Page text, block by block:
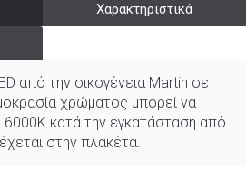
Χαρακτηριστικά
από την οικογένεια Martin σε
χρώματος μπορεί να
κατά την εγκατάσταση από
στην πλακέτα.